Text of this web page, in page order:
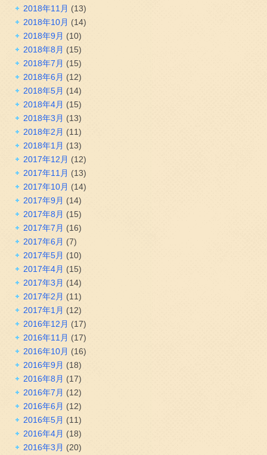
2018年11月 (13)
2018年10月 (14)
2018年9月 (10)
2018年8月 (15)
2018年7月 (15)
2018年6月 (12)
2018年5月 (14)
2018年4月 (15)
2018年3月 (13)
2018年2月 (11)
2018年1月 (13)
2017年12月 (12)
2017年11月 (13)
2017年10月 (14)
2017年9月 (14)
2017年8月 (15)
2017年7月 (16)
2017年6月 (7)
2017年5月 (10)
2017年4月 (15)
2017年3月 (14)
2017年2月 (11)
2017年1月 (12)
2016年12月 (17)
2016年11月 (17)
2016年10月 (16)
2016年9月 (18)
2016年8月 (17)
2016年7月 (12)
2016年6月 (12)
2016年5月 (11)
2016年4月 (18)
2016年3月 (20)